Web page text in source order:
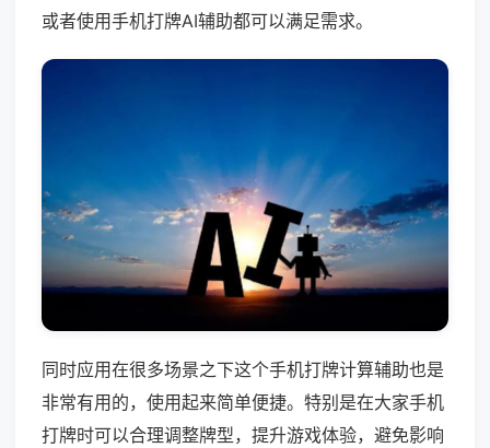
或者使用手机打牌AI辅助都可以满足需求。
同时应用在很多场景之下这个手机打牌计算辅助也是
非常有用的，使用起来简单便捷。特别是在大家手机
打牌时可以合理调整牌型，提升游戏体验，避免影响